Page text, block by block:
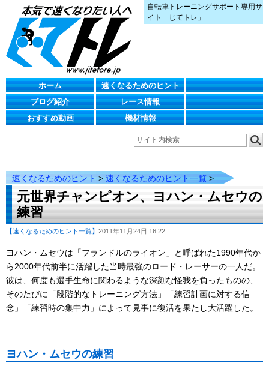
自転車トレーニングサポート専用サ
イト「じてトレ」
ホーム
速くなるためのヒント
ブログ紹介
レース情報
おすすめ動画
機材情報
速くなるためのヒント > 速くなるためのヒント一覧 >
元世界チャンピオン、ヨハン・ムセウの
練習
【速くなるためのヒント一覧】 2011年11月24日 16:22
ヨハン・ムセウは「フランドルのライオン」と呼ばれた1990年代か
ら2000年代前半に活躍した当時最強のロード・レーサーの一人だ。
彼は、何度も選手生命に関わるような深刻な怪我を負ったものの、
そのたびに「段階的なトレーニング方法」「練習計画に対する信
念」「練習時の集中力」によって見事に復活を果たし大活躍した。
ヨハン・ムセウの練習